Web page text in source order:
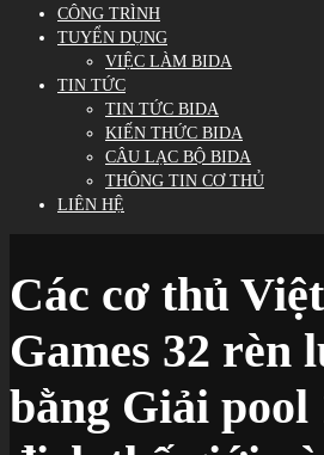
CÔNG TRÌNH
TUYỂN DỤNG
VIỆC LÀM BIDA
TIN TỨC
TIN TỨC BIDA
KIẾN THỨC BIDA
CÂU LẠC BỘ BIDA
THÔNG TIN CƠ THỦ
LIÊN HỆ
Các cơ thủ
Games 32 rèn
bằng Giải pool